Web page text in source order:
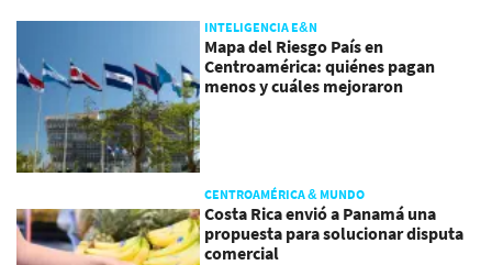
INTELIGENCIA E&N
Mapa del Riesgo País en
Centroamérica: quiénes pagan
menos y cuáles mejoraron
CENTROAMÉRICA & MUNDO
Costa Rica envió a Panamá una
propuesta para solucionar disputa
comercial